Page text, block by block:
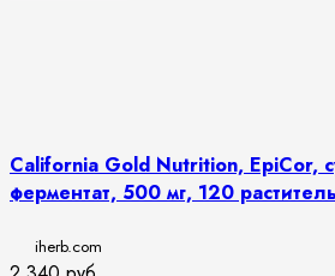
California Gold Nutrition, EpiCor,
ферментат, 500 мг, 120
iherb.com